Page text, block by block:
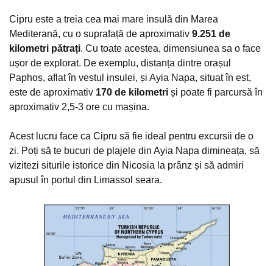
Cipru este a treia cea mai mare insulă din Marea
Mediterană, cu o suprafață de aproximativ 9.251 de
kilometri pătrați . Cu toate acestea, dimensiunea sa o face
ușor de explorat. De exemplu, distanța dintre orașul
Paphos, aflat în vestul insulei, și Ayia Napa, situat în est,
este de aproximativ 170 de kilometri și poate fi parcursă în
aproximativ 2,5-3 ore cu mașina.
Acest lucru face ca Cipru să fie ideal pentru excursii de o
zi. Poți să te bucuri de plajele din Ayia Napa dimineața, să
vizitezi siturile istorice din Nicosia la prânz și să admiri
apusul în portul din Limassol seara.